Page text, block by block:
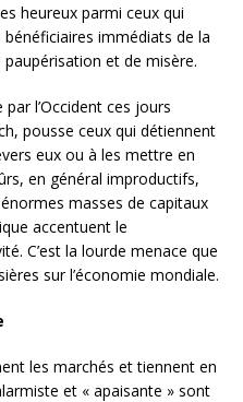
heureux parmi ceux qui
immédiats de la
et de misère.
l’Occident ces jours
pousse ceux qui détiennent
eux ou à les mettre en
en général improductifs,
masses de capitaux
accentuent le
C’est la lourde menace que
sur l’économie mondiale.
les marchés et tiennent en
et « apaisante » sont